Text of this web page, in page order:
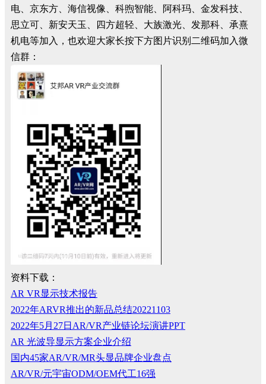
电、京东方、海信视像、科煦智能、阿科玛、金发科技、
思立可、新安天玉、四方超轻、大族激光、发那科、承熹
机电等加入，也欢迎大家长按下方图片识别二维码加入微
信群：
资料下载：
AR VR显示技术报告
2022年ARVR推出的新品总结20221103
2022年5月27日AR/VR产业链论坛演讲PPT
AR 光波导显示方案企业介绍
国内45家AR/VR/MR头显品牌企业盘点
AR/VR/元宇宙ODM/OEM代工16强